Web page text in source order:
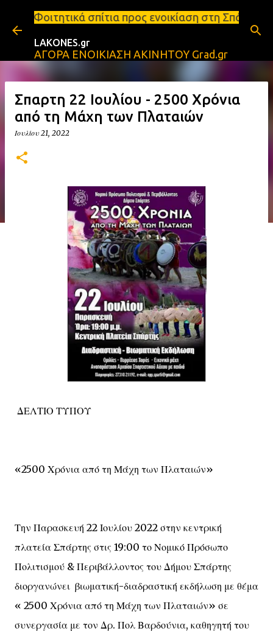
Μετάβαση στο κύριο περιεχόμενο
προς ενοικίαση στη Σπάρτη Ενοικιάσεις
LAKONES.gr
ΑΓΟΡΑ ΕΝΟΙΚΙΑΣΗ ΑΚΙΝΗΤΟΥ Grad.gr
Σπαρτη 22 Ιουλίου - 2500 Χρόνια
από τη Μάχη των Πλαταιών
Ιουλίου 21, 2022
ΔΕΛΤΙΟ ΤΥΠΟΥ
«2500 Χρόνια από τη Μάχη των Πλαταιών»
Την Παρασκευή 22 Ιουλίου 2022 στην κεντρική
πλατεία Σπάρτης στις 19:00 το Νομικό Πρόσωπο
Πολιτισμού & Περιβάλλοντος του Δήμου Σπάρτης
διοργανώνει βιωματική-διαδραστική εκδήλωση με θέμα
« 2500 Χρόνια από τη Μάχη των Πλαταιών» σε
συνεργασία με τον Δρ. Πολ Βαρδούνια, καθηγητή του